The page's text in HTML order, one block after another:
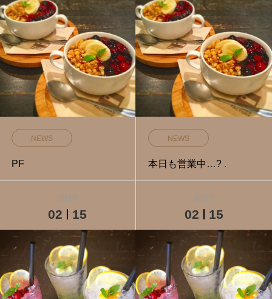
NEWS
PF
NEWS
本日も営業中…? .
2019
02 15
2019
02 15